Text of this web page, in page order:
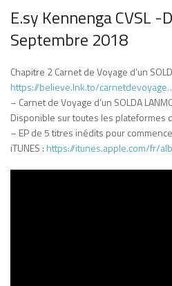
E.sy Kennenga CVSL
Septembre 2018
Chapitre 2 Carnet de Voyage d’un
https://believe.lnk.to/
– Carnet de Voyage d’un SOLDA
Disponible sur toutes les plateformes
– EP de 5 titres inédits pour
iTUNES : https://itunes.apple.com/fr/